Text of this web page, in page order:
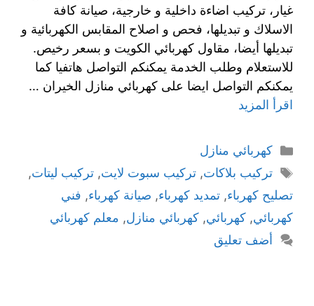
غيار، تركيب اضاءة داخلية و خارجية، صيانة كافة
الاسلاك و تبديلها، فحص و اصلاح المقابس الكهربائية و
تبديلها أيضا، مقاول كهربائي الكويت و بسعر رخيص.
للاستعلام وطلب الخدمة يمكنكم التواصل هاتفيا كما
يمكنكم التواصل ايضا على كهربائي منازل الخيران …
اقرأ المزيد
كهربائي منازل
تركيب بلاكات, تركيب سبوت لايت, تركيب ليتات,
تصليح كهرباء, تمديد كهرباء, صيانة كهرباء, فني
كهربائي, كهربائي, كهربائي منازل, معلم كهربائي
أضف تعليق